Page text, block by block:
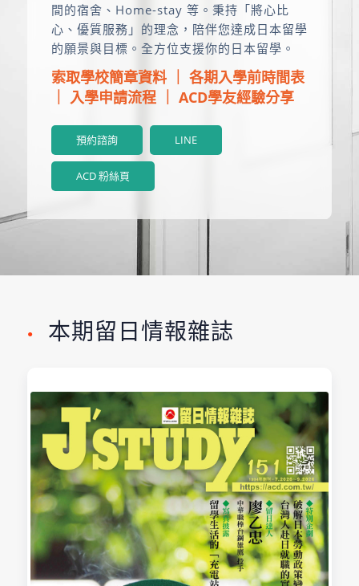
間的宿舍、Home-stay 等。秉持「將心比
心、優質服務」的理念，陪伴您達成日本留學
的願景與目標。全方位支援你的日本留學。
索取學校簡章資料｜ 各期入學前時間表
入學申請流程｜ ACD學友經驗分享
預約諮詢 LINE
ACD 粉絲頁
● 本期留日情報雜誌